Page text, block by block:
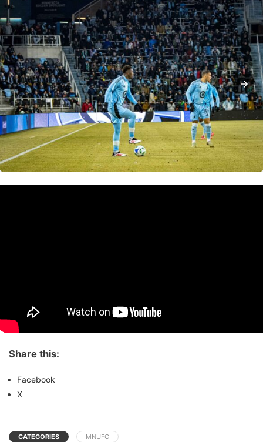
Share this:
Facebook
X
CATEGORIES MNUFC